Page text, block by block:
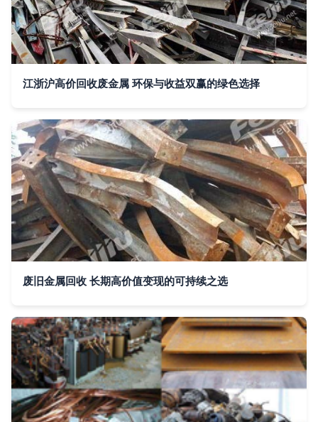
江浙沪高价回收废金属 环保与收益双赢的绿色选择
废旧金属回收 长期高价值变现的可持续之选